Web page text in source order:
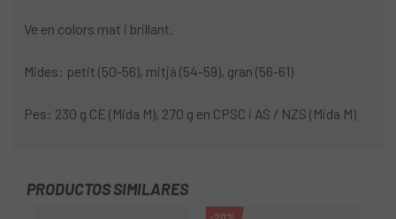
Ve en colors mat i brillant.
Mides: petit (50-56), mitjà (54-59), gran (56-61)
Pes: 230 g CE (Mida M), 270 g en CPSC i AS / NZS (Mida M)
PRODUCTOS SIMILARES
-20%